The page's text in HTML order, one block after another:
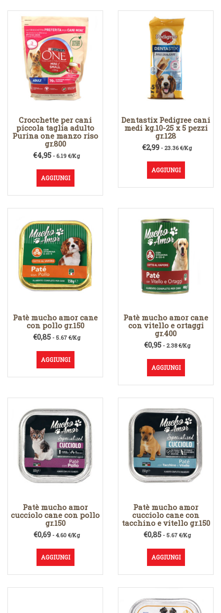
Crocchette per cani
piccola taglia adulto
Purina one manzo riso
gr.800
€4,95 - 6.19 €/Kg
AGGIUNGI
Dentastix Pedigree cani
medi kg.10-25 x 5 pezzi
gr.128
€2,99 - 23.36 €/Kg
AGGIUNGI
Patè mucho amor cane
con pollo gr.150
€0,85- 5.67 €/Kg
AGGIUNGI
Patè mucho amor cane
con vitello e ortaggi
gr.400
€0,95- 2.38 €/Kg
AGGIUNGI
Patè mucho amor
cucciolo cane con pollo
gr.150
€0,69- 4.60 €/Kg
AGGIUNGI
Patè mucho amor
cucciolo cane con
tacchino e vitello gr.150
€0,85- 5.67 €/Kg
AGGIUNGI